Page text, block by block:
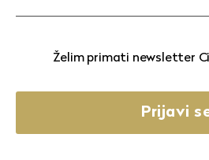
Želim primati newsletter
Prijavi